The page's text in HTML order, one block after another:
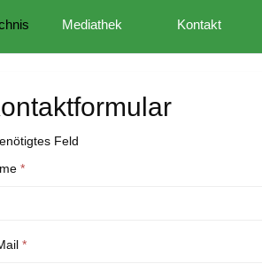
Mediathek Kontakt
Feld
*
*